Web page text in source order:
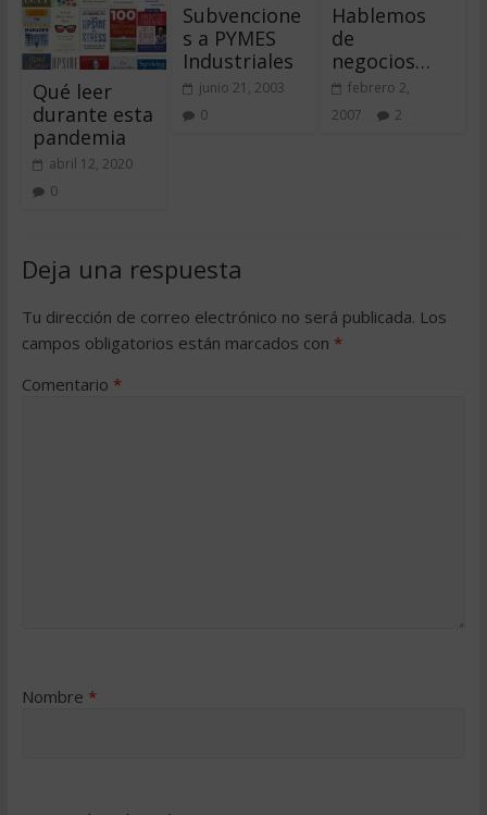
Qué leer
durante esta
pandemia
abril 12, 2020
0
Subvencione
s a PYMES
Industriales
junio 21, 2003
0
Hablemos
de
negocios…
febrero 2,
2007
2
Deja una respuesta
Tu dirección de correo electrónico no será publicada. Los
campos obligatorios están marcados con *
Comentario *
Nombre *